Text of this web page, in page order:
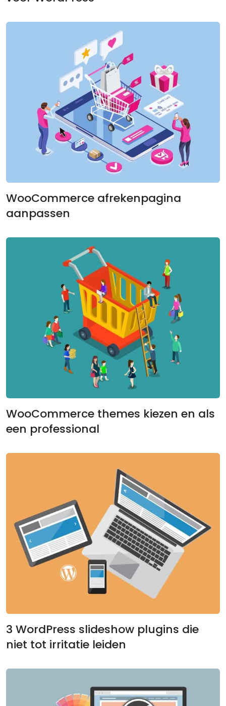
WooCommerce afrekenpagina
aanpassen
WooCommerce themes kiezen en als
een professional
3 WordPress slideshow plugins die
niet tot irritatie leiden